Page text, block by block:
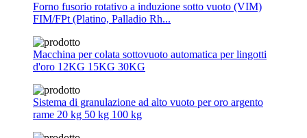
Forno fusorio rotativo a induzione sotto vuoto (VIM)
FIM/FPt (Platino, Palladio Rh...
Macchina per colata sottovuoto automatica per lingotti
d'oro 12KG 15KG 30KG
Sistema di granulazione ad alto vuoto per oro argento
rame 20 kg 50 kg 100 kg